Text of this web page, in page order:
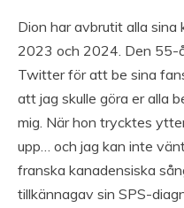
Dion har avbrutit alla
2023 och 2024. Den 55-
Twitter för att be sina
att jag skulle göra er alla
mig. När hon trycktes
upp… och jag kan inte
franska kanadensiska
tillkännagav sin SPS-